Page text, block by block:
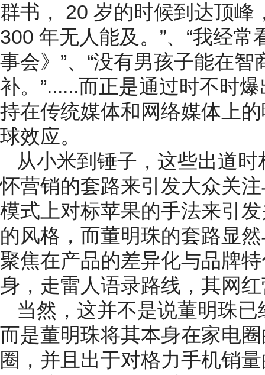
群书， 20 岁的时候到达顶峰
300 年无人能及。”、“我经
事会》”、“没有男孩子能在
补。”......而正是通过时不时
持在传统媒体和网络媒体上
球效应。
从小米到锤子，这些出道
怀营销的套路来引发大众关
模式上对标苹果的手法来引
的风格，而董明珠的套路显
聚焦在产品的差异化与品牌
身，走雷人语录路线，其网
当然，这并不是说董明珠
而是董明珠将其本身在家电
圈，并且出于对格力手机销